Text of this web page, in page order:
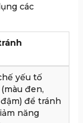
các
yếu tố
đen,
để tránh
năng